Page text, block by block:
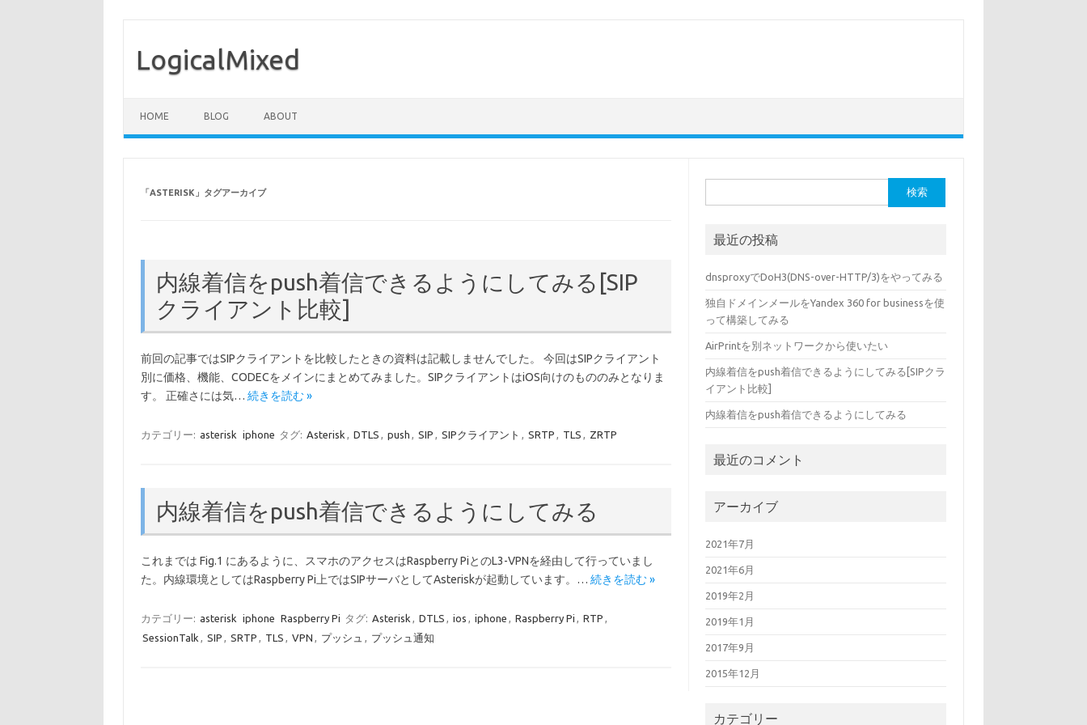
LogicalMixed
HOME BLOG ABOUT
「ASTERISK 」タグアーカイブ
内線着信をpush着信できるようにしてみる[SIP
クライアント比較]
前回の記事ではSIPクライアントを比較したときの資料は記載しませんでした。 今回はSIPクライアント
別に価格、機能、CODECをメインにまとめてみました。SIPクライアントはiOS向けのもののみとなりま
す。 正確さには気… 続きを読む »
カテゴリー: asterisk iphone タグ: Asterisk , DTLS , push , SIP , SIPクライアント , SRTP , TLS , ZRTP
内線着信をpush着信できるようにしてみる
これまでは Fig.1 にあるように、スマホのアクセスはRaspberry PiとのL3-VPNを経由して行っていまし
た。内線環境としてはRaspberry Pi上ではSIPサーバとしてAsteriskが起動しています。… 続きを読む »
カテゴリー: asterisk iphone Raspberry Pi タグ: Asterisk DTLS ios iphone Raspberry Pi RTP
SessionTalk
SIP SRTP TLS VPN プッシュ プッシュ通知
索:
最近の投稿
dnsproxyでDoH3(DNS-over-HTTP/3)をやってみる
独自ドメインメールをYandex 360 for businessを使
って構築してみる
AirPrintを別ネットワークから使いたい
内線着信をpush着信できるようにしてみる[SIPクラ
イアント比較]
内線着信をpush着信できるようにしてみる
最近のコメント
アーカイブ
2021年7月
2021年6月
2019年2月
2019年1月
2017年9月
2015年12月
カテゴリー